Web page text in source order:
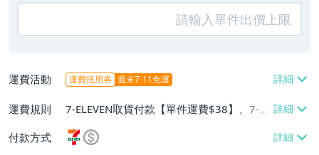
運費活動 運費抵用券 週末7-11免運
運費規則
7-ELEVEN取貨付款【單件運費$38】、7-EL
EVEN取貨不付款【單件運費$38】、郵局掛
號【單件運費$40、滿5件免運費】
付款方式